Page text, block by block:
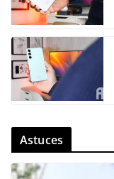
Astuces